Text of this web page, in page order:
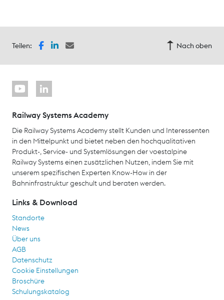
Teilen: Nach oben
Railway Systems Academy
Die Railway Systems Academy stellt Kunden und Interessenten
in den Mittelpunkt und bietet neben den hochqualitativen
Produkt-, Service- und Systemlösungen der voestalpine
Railway Systems einen zusätzlichen Nutzen, indem Sie mit
unserem spezifischen Experten Know-How in der
Bahninfrastruktur geschult und beraten werden.
Links & Download
Standorte
News
Über uns
AGB
Datenschutz
Cookie Einstellungen
Broschüre
Schulungskatalog